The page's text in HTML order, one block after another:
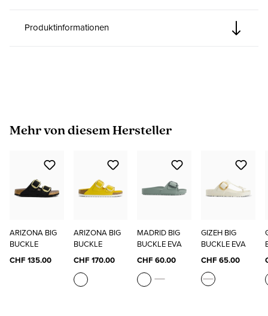
Produktinformationen
Produktgalerie überspringen
Mehr von diesem Hersteller
ARIZONA BIG
BUCKLE
CHF 135.00
ARIZONA BIG
BUCKLE
CHF 170.00
MADRID BIG
BUCKLE EVA
CHF 60.00
GIZEH BIG
BUCKLE EVA
CHF 65.00